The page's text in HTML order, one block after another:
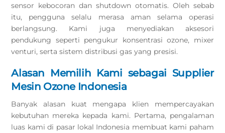
sensor kebocoran dan shutdown otomatis. Oleh sebab
itu, pengguna selalu merasa aman selama operasi
berlangsung. Kami juga menyediakan aksesori
pendukung seperti pengukur konsentrasi ozone, mixer
venturi, serta sistem distribusi gas yang presisi.
Alasan Memilih Kami sebagai Supplier
Mesin Ozone Indonesia
Banyak alasan kuat mengapa klien mempercayakan
kebutuhan mereka kepada kami. Pertama, pengalaman
luas kami di pasar lokal Indonesia membuat kami paham